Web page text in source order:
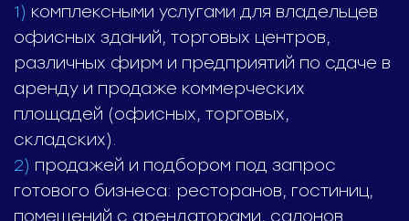
1) комплексными услугами для владельцев
офисных зданий, торговых центров,
различных фирм и предприятий по сдаче в
аренду и продаже коммерческих
площадей (офисных, торговых,
складских).
2) продажей и подбором под запрос
готового бизнеса: ресторанов, гостиниц,
помещений с арендаторами, салонов